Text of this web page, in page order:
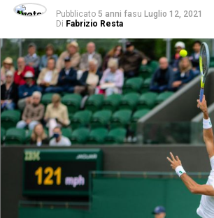
Pubblicato 5 anni fasu Luglio 12, 2021
Di Fabrizio Resta